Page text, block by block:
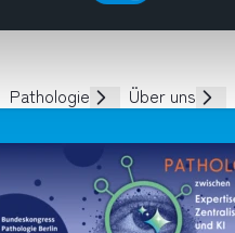
Pathologie
Über uns